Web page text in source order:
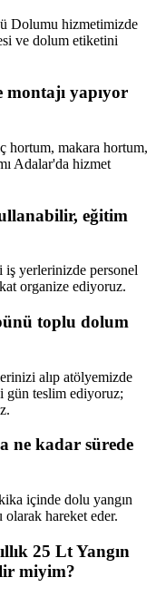
Dolumu hizmetimizde
ve dolum etiketini
montajı yapıyor
hortum, makara hortum,
Adalar'da hizmet
eğitim
yerlerinizde personel
organize ediyoruz.
toplu dolum
alıp atölyemizde
gün teslim ediyoruz;
ne kadar sürede
içinde dolu yangın
olarak hareket eder.
25 Lt Yangın
miyim?